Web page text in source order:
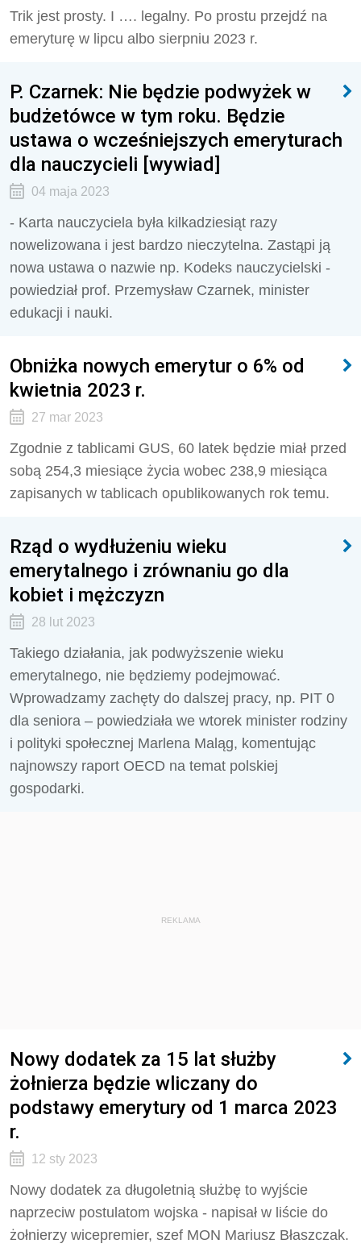
Trik jest prosty. I …. legalny. Po prostu przejdź na
emeryturę w lipcu albo sierpniu 2023 r.
P. Czarnek: Nie będzie podwyżek w
budżetówce w tym roku. Będzie
ustawa o wcześniejszych emeryturach
dla nauczycieli [wywiad]
04 maja 2023
- Karta nauczyciela była kilkadziesiąt razy
nowelizowana i jest bardzo nieczytelna. Zastąpi ją
nowa ustawa o nazwie np. Kodeks nauczycielski -
powiedział prof. Przemysław Czarnek, minister
edukacji i nauki.
Obniżka nowych emerytur o 6% od
kwietnia 2023 r.
27 mar 2023
Zgodnie z tablicami GUS, 60 latek będzie miał przed
sobą 254,3 miesiące życia wobec 238,9 miesiąca
zapisanych w tablicach opublikowanych rok temu.
Rząd o wydłużeniu wieku
emerytalnego i zrównaniu go dla
kobiet i mężczyzn
28 lut 2023
Takiego działania, jak podwyższenie wieku
emerytalnego, nie będziemy podejmować.
Wprowadzamy zachęty do dalszej pracy, np. PIT 0
dla seniora – powiedziała we wtorek minister rodziny
i polityki społecznej Marlena Maląg, komentując
najnowszy raport OECD na temat polskiej
gospodarki.
REKLAMA
Nowy dodatek za 15 lat służby
żołnierza będzie wliczany do
podstawy emerytury od 1 marca 2023
r.
12 sty 2023
Nowy dodatek za długoletnią służbę to wyjście
naprzeciw postulatom wojska - napisał w liście do
żołnierzy wicepremier, szef MON Mariusz Błaszczak.